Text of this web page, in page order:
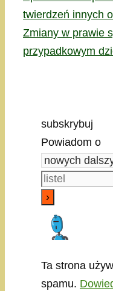
twierdzeń innych
Zmiany w prawie
przypadkowym
subskrybuj
Powiadom o
Ta strona
spamu.